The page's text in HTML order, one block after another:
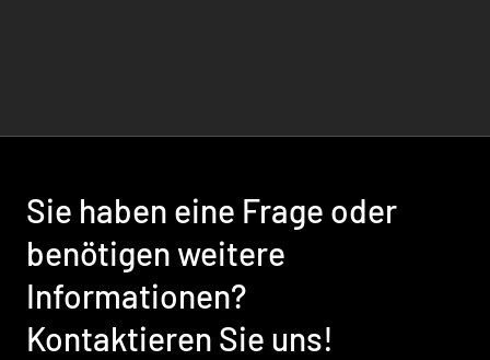
Sie haben eine Frage oder
benötigen weitere
Informationen?
Kontaktieren Sie uns!